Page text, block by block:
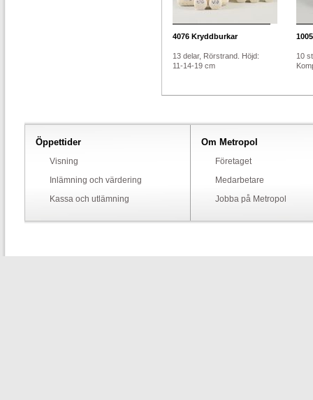
4076 Kryddburkar
13 delar, Rörstrand. Höjd:
11-14-19 cm
1005
10
Öppettider
Visning
Inlämning och värdering
Kassa och utlämning
Om Metropol
Företaget
Medarbetare
Jobba på Metropol